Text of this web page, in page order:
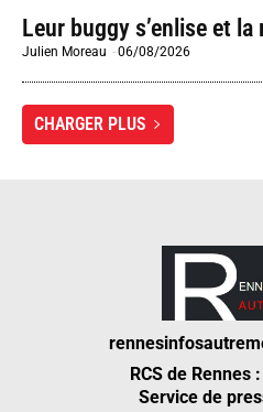
Leur buggy s’enlise et
Julien Moreau -06/08/2026
CHARGER PLUS
RCS de Rennes
Service de